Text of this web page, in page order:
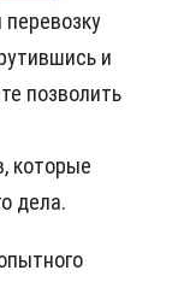
и
позволить
которые
дела.